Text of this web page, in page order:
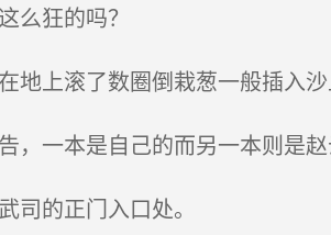
狂的吗？
上滚了数圈倒栽葱一般插入沙
一本是自己的而另一本则是赵
的正门入口处。